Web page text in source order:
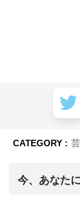
CATEGORY :
今、あなた